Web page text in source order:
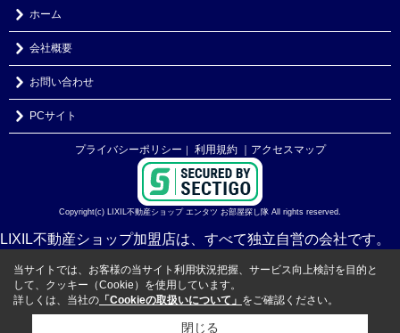
ホーム
会社概要
お問い合わせ
PCサイト
プライバシーポリシー ｜ 利用規約 ｜アクセスマップ
Copyright(c) LIXIL不動産ショップ エンタツ お部屋探し隊 All rights reserved.
LIXIL不動産ショップ加盟店は、すべて独立自営の会社です。
当サイトでは、お客様の当サイト利用状況把握、サービス向上検討を目的と
して、クッキー（Cookie）を使用しています。
詳しくは、当社の 「Cookieの取扱いについて」 をご確認ください。
閉じる